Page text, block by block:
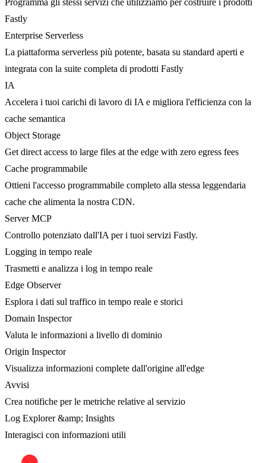
Fastly
Enterprise Serverless
La piattaforma serverless più potente, basata su standard aperti e
integrata con la suite completa di prodotti Fastly
IA
Accelera i tuoi carichi di lavoro di IA e migliora l'efficienza con la
cache semantica
Object Storage
Get direct access to large files at the edge with zero egress fees
Cache programmabile
Ottieni l'accesso programmabile completo alla stessa leggendaria
cache che alimenta la nostra CDN.
Server MCP
Controllo potenziato dall'IA per i tuoi servizi Fastly.
Logging in tempo reale
Trasmetti e analizza i log in tempo reale
Edge Observer
Esplora i dati sul traffico in tempo reale e storici
Domain Inspector
Valuta le informazioni a livello di dominio
Origin Inspector
Visualizza informazioni complete dall'origine all'edge
Avvisi
Crea notifiche per le metriche relative al servizio
Log Explorer &amp; Insights
Interagisci con informazioni utili